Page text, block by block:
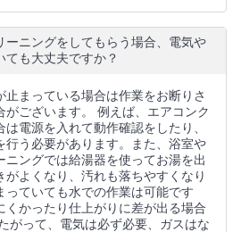
ーニングをしてもらう場合、電気や
ても大丈夫ですか？
止まっている場合は作業をお断りさ
がございます。 例えば、エアコンク
は電源を入れて動作確認をしたり、
行う必要があります。また、浴室や
ニングでは給湯器を使ってお湯を出
がよくなり、汚れも落ちやすくなり
っていても水での作業は可能です
くかったり仕上がりに差が出る場合
がって、電気は必ず必要、ガスはな